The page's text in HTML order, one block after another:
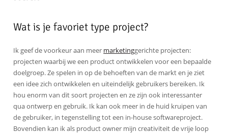
Wat is je favoriet type project?
Ik geef de voorkeur aan meer marketinggerichte projecten:
projecten waarbij we een product ontwikkelen voor een bepaalde
doelgroep. Ze spelen in op de behoeften van de markt en je ziet
een idee zich ontwikkelen en uiteindelijk gebruikers bereiken. Ik
hou enorm van dit soort projecten en ze zijn ook interessanter
qua ontwerp en gebruik. Ik kan ook meer in de huid kruipen van
de gebruiker, in tegenstelling tot een in-house softwareproject.
Bovendien kan ik als product owner mijn creativiteit de vrije loop